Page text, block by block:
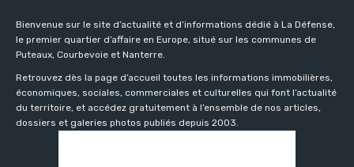
Bienvenue sur le site d’actualité et d’informations dédié à La Défense,
le premier quartier d’affaire en Europe, situé sur les communes de
Puteaux, Courbevoie et Nanterre.
Retrouvez dès la page d’accueil toutes les informations immobilières,
économiques, sociales, commerciales et culturelles qui font l’actualité
du territoire, et accédez gratuitement à l’ensemble de nos articles,
dossiers et galeries photos publiés depuis 2003.